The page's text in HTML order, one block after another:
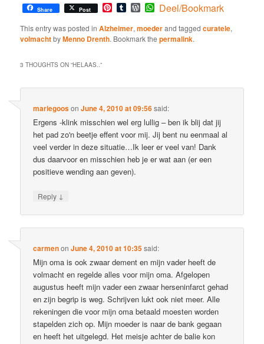
Share Post Pinterest
TumblrWordPress
WhatsApp
Deel/Bookmark
This entry was posted inAlzheimer,moederand taggedcuratele,
volmachtbyMenno Drenth. Bookmark thepermalink.
3 THOUGHTS ON “HELAAS..”
mariegoosonJune 4, 2010 at 09:56said:
Ergens -klink misschien wel erg lullig – ben ik blij dat jij
het pad zo'n beetje effent voor mij. Jij bent nu eenmaal al
veel verder in deze situatie…Ik leer er veel van! Dank
dus daarvoor en misschien heb je er wat aan (er een
positieve wending aan geven).
Reply ↓
carmenonJune 4, 2010 at 10:35said:
Mijn oma is ook zwaar dement en mijn vader heeft de
volmacht en regelde alles voor mijn oma. Afgelopen
augustus heeft mijn vader een zwaar herseninfarct gehad
en zijn begrip is weg. Schrijven lukt ook niet meer. Alle
rekeningen die voor mijn oma betaald moesten worden
stapelden zich op. Mijn moeder is naar de bank gegaan
en heeft het uitgelegd. Het meisje achter de balie kon